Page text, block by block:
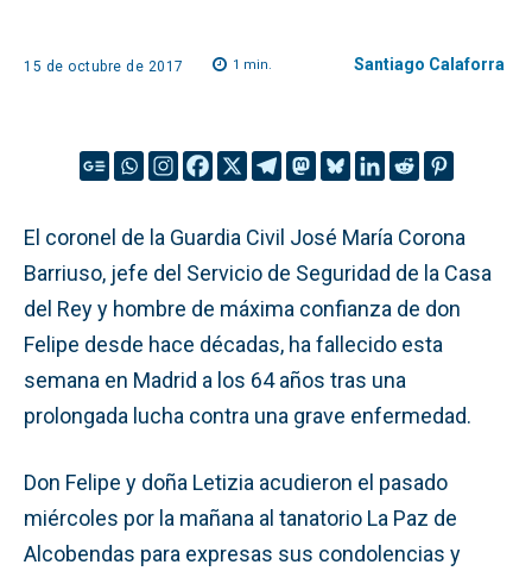
15 de octubre de 2017 1 min. Santiago Calaforra
El coronel de la Guardia Civil José María Corona
Barriuso, jefe del Servicio de Seguridad de la Casa
del Rey y hombre de máxima confianza de don
Felipe desde hace décadas, ha fallecido esta
semana en Madrid a los 64 años tras una
prolongada lucha contra una grave enfermedad.
Don Felipe y doña Letizia acudieron el pasado
miércoles por la mañana al tanatorio La Paz de
Alcobendas para expresas sus condolencias y